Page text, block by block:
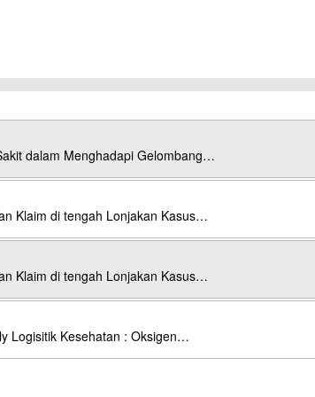
dalam Menghadapi Gelombang…
Klaim di tengah Lonjakan Kasus…
Klaim di tengah Lonjakan Kasus…
Logisitik Kesehatan : Oksigen…